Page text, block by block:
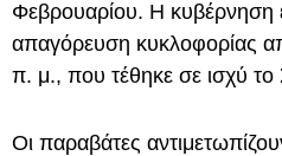
Φεβρουαρίου. Η κυβέρνηση
απαγόρευση κυκλοφορίας
π. μ., που τέθηκε σε ισχύ το
Οι παραβάτες